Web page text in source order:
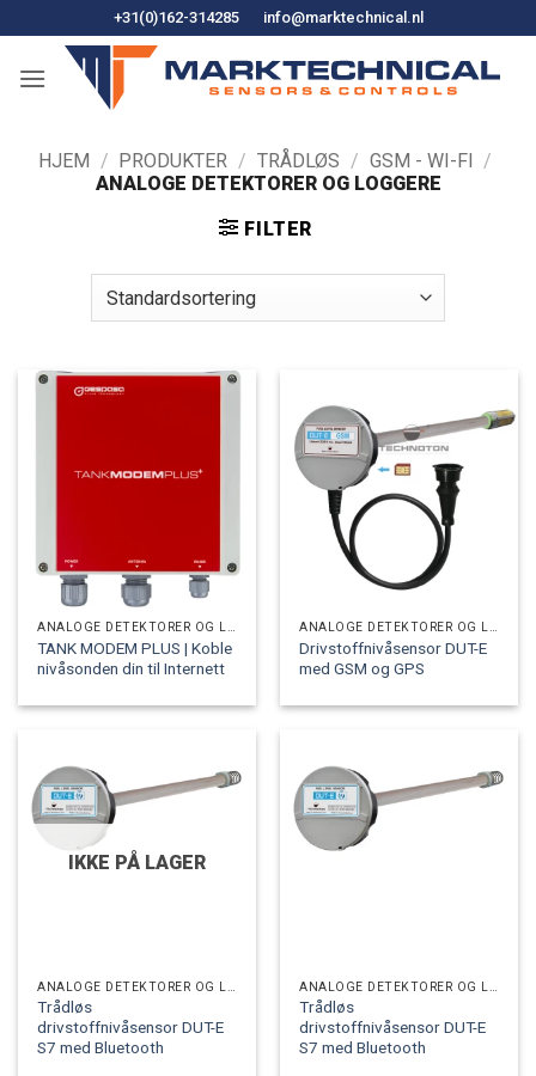
til
innhold
+31(0)162-314285 info@marktechnical.nl
HJEM / PRODUKTER / TRÅDLØS / GSM - WI-FI /
ANALOGE DETEKTORER OG LOGGERE
FILTER
TANK MODEM PLUS | Koble
nivåsonden din til Internett
Drivstoffnivåsensor DUT-E
med GSM og GPS
IKKE PÅ LAGER
Trådløs
drivstoffnivåsensor DUT-E
S7 med Bluetooth
Trådløs
drivstoffnivåsensor DUT-E
S7 med Bluetooth